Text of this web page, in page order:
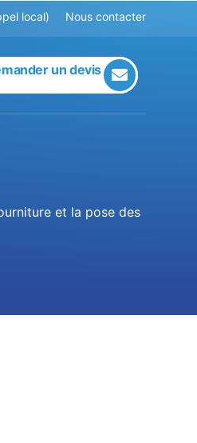
local) Nous contacter
un devis
et la pose des